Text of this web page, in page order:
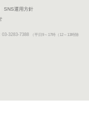
SNS運用方針
03-3283-7388
（平日9～17時（12～13時除